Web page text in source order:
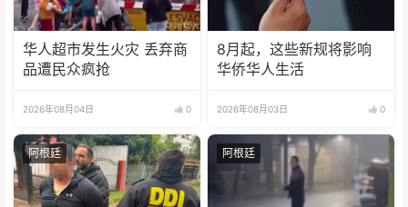
华人超市发生火灾 丢弃商
品遭民众疯抢
2026年08月04日 0
8月起，这些新规将影响
华侨华人生活
2026年08月03日 0
阿根廷 阿根廷